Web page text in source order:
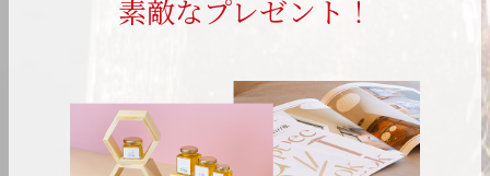
素敵なプレゼント！